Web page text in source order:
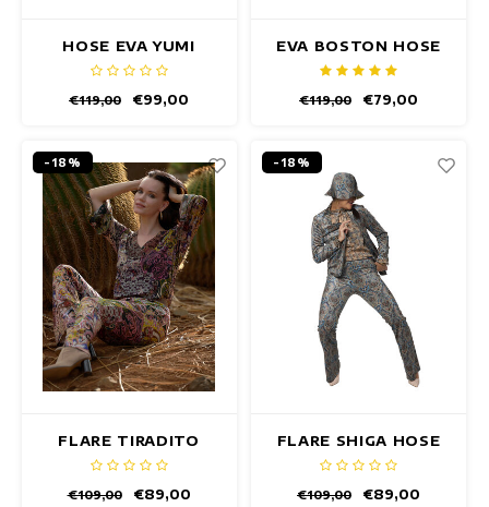
HOSE EVA YUMI
€119,00 €99,00
EVA BOSTON HOSE
€119,00 €79,00
-18%
FLARE TIRADITO
HOSE
€109,00 €89,00
-18%
FLARE SHIGA HOSE
€109,00 €89,00